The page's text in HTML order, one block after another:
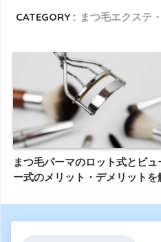
CATEGORY : まつ毛エクステ
まつ毛パーマのロット式とビュ
ー式のメリット・デメリットを